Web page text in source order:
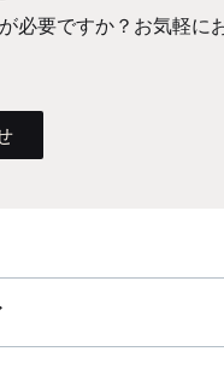
必要ですか？お気軽に